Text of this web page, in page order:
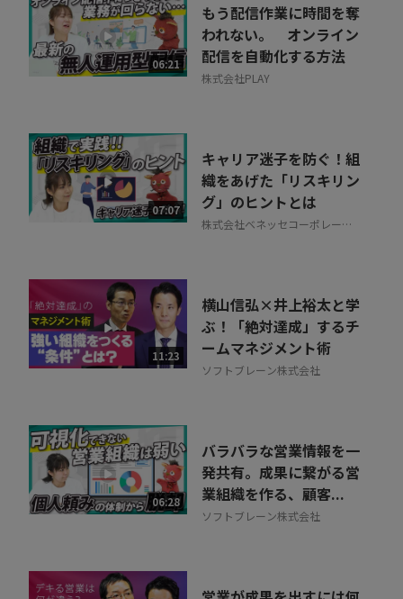
06:21
もう配信作業に時間を奪
われない。 オンライン
配信を自動化する方法
株式会社PLAY
07:07
キャリア迷子を防ぐ！組
織をあげた「リスキリン
グ」のヒントとは
株式会社ベネッセコーポレーシ
11:23
横山信弘×井上裕太と学
ぶ！「絶対達成」するチ
ームマネジメント術
ソフトブレーン株式会社
06:28
バラバラな営業情報を一
発共有。成果に繋がる営
業組織を作る、顧客...
ソフトブレーン株式会社